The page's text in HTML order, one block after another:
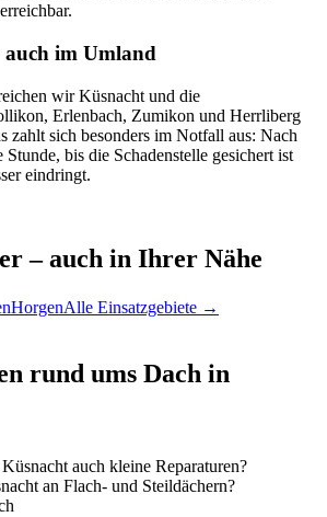
im Umland
wir Küsnacht und die
Erlenbach, Zumikon und Herrliberg
zahlt sich besonders im Notfall aus: Nach
bis die Schadenstelle gesichert ist
eindringt.
– auch in Ihrer Nähe
HorgenAlle Einsatzgebiete →
rund ums Dach in
auch kleine Reparaturen?
an Flach- und Steildächern?